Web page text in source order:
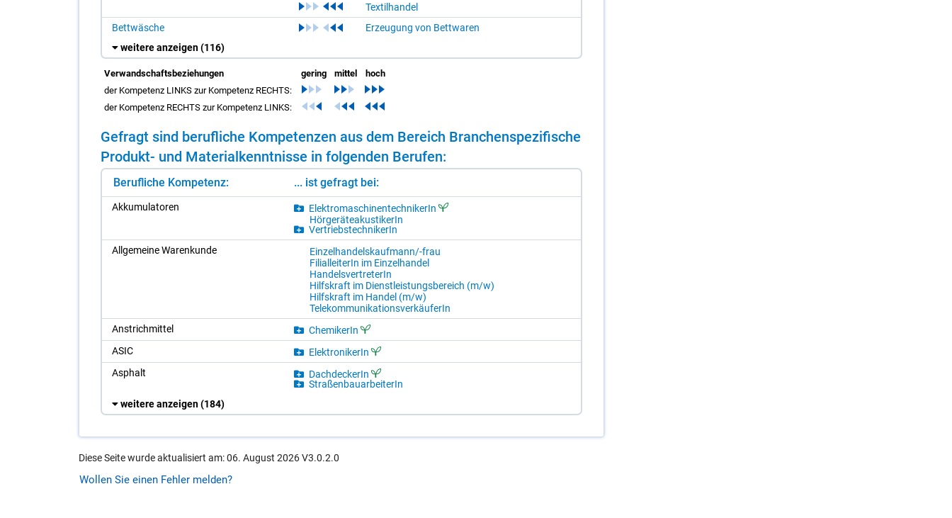
Textilhandel
Bettwäsche
Erzeugung von Bettwaren
weitere anzeigen(116)
Verwandschaftsbeziehungen gering mittel
hoch
der Kompetenz LINKS zur Kompetenz RECHTS:
der Kompetenz RECHTS zur Kompetenz LINKS:
Ge­fragt sind be­ruf­li­che Kom­pe­ten­zen aus dem Be­reich Bran­chen­spe­zi­fi­sche
Pro­dukt- und Ma­te­ri­al­kennt­nis­se in fol­gen­den Be­ru­fen:
Berufliche Kompetenz: ... ist gefragt bei:
Ak­ku­mu­la­to­ren
Elek­tro­ma­schi­nen­tech­ni­ke­rIn
Hör­ge­rä­teakus­ti­ke­rIn
Ver­triebs­tech­ni­ke­rIn
All­ge­mei­ne Wa­ren­kun­de
Ein­zel­han­dels­kauf­mann/-​frau
Fi­li­al­lei­te­rIn im Ein­zel­han­del
Han­dels­ver­tre­te­rIn
Hilfs­kraft im Dienst­leis­tungs­be­reich (m/​w)
Hilfs­kraft im Han­del (m/​w)
Te­le­kom­mu­ni­ka­ti­ons­ver­käu­fe­rIn
An­strich­mit­tel
Che­mi­ke­rIn
ASIC
Elek­tro­ni­ke­rIn
Asphalt
Dach­de­cke­rIn
Stra­ßen­bau­ar­bei­te­rIn
weitere anzeigen(184)
Diese Seite wurde aktualisiert am: 06. August 2026 V3.0.2.0
Wollen Sie einen Fehler melden?